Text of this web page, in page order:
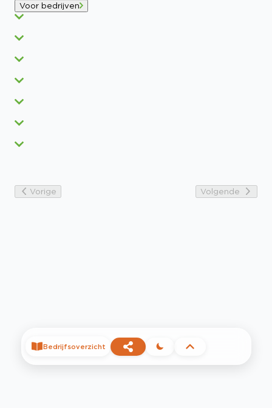
Voor bedrijven
Vorige Volgende
Bedrijfsoverzicht